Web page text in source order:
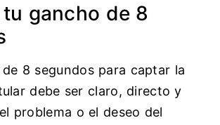
gancho de 8
8 segundos para captar la
debe ser claro, directo y
problema o el deseo del